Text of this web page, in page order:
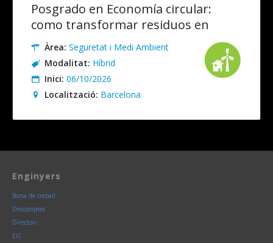
Posgrado en Economía circular:
como transformar residuos en
recursos. Presencial/Online en
Directo
Àrea: Seguretat i Medi Ambient
Modalitat: Híbrid
Inici: 06/10/2026
Localització: Barcelona
Enginyers
Borsa de treball
Descomptes
Directori
EIC